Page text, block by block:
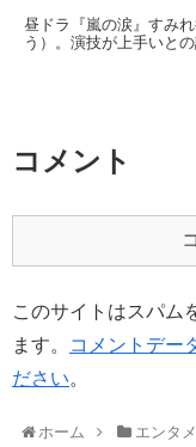
昼ドラ『嵐の涙』すみ
う）。演技が上手いとの
コメント
このサイトはスパム
ます。
コメントデー
ださい。
ホーム エンタメ